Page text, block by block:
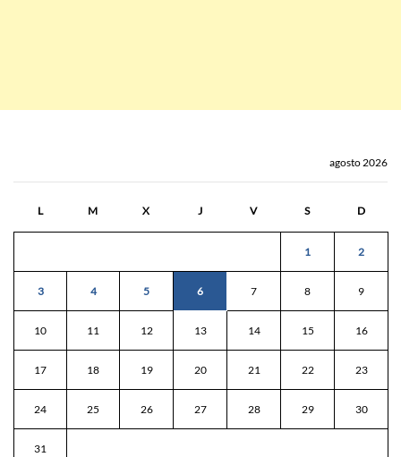
agosto 2026
L M X J V S D
1 2
3 4 5 6 7 8 9
10 11 12 13 14 15 16
17 18 19 20 21 22 23
24 25 26 27 28 29 30
31